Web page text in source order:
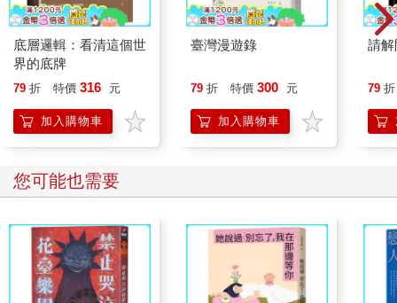
底層邏輯：看清這個世
界的底牌
79 折 特價 316 元
加入購物車
臺灣漫遊錄
79 折 特價 300 元
加入購物車
請解
79 折
您可能也需要